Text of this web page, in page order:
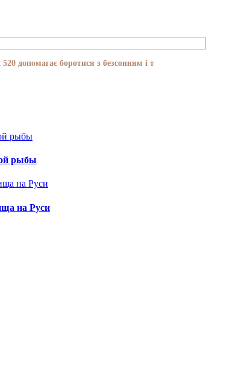
допомагає боротися з безсонням і т
рыбы
на Руси